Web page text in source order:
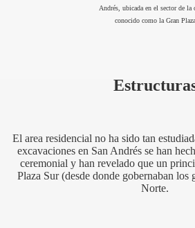
Andrés, ubicada en el sector de la
conocido como la Gran Plaza
El area residencial no ha sido tan
excavaciones en San Andrés se han
ceremonial y han revelado que un
Plaza Sur (desde donde gobernaban los
Norte.